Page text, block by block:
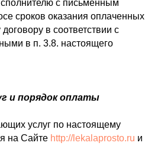
с письменным
сроков оказания оплаченных
в соответствии с
в п. 3.8. настоящего
и порядок оплаты
услуг по настоящему
на Сайте http://lekalaprosto.ru и